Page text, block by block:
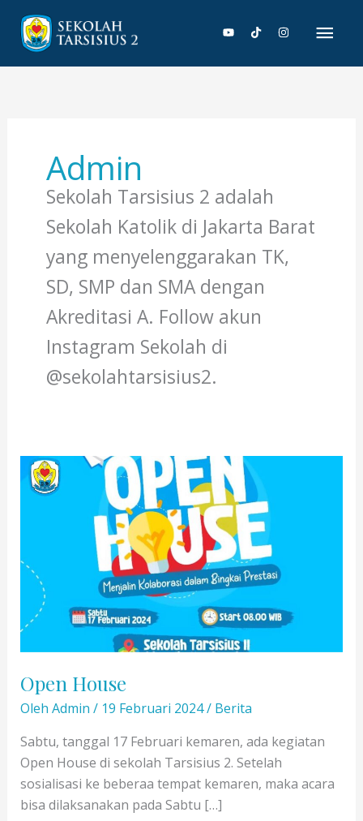
konten
Admin
Sekolah Tarsisius 2 adalah
Sekolah Katolik di Jakarta Barat
yang menyelenggarakan TK,
SD, SMP dan SMA dengan
Akreditasi A. Follow akun
Instagram Sekolah di
@sekolahtarsisius2.
Open House
Oleh Admin / 19 Februari 2024/ Berita
Sabtu, tanggal 17 Februari kemaren, ada kegiatan
Open House di sekolah Tarsisius 2. Setelah
sosialisasi ke beberaa tempat kemaren, maka acara
bisa dilaksanakan pada Sabtu […]